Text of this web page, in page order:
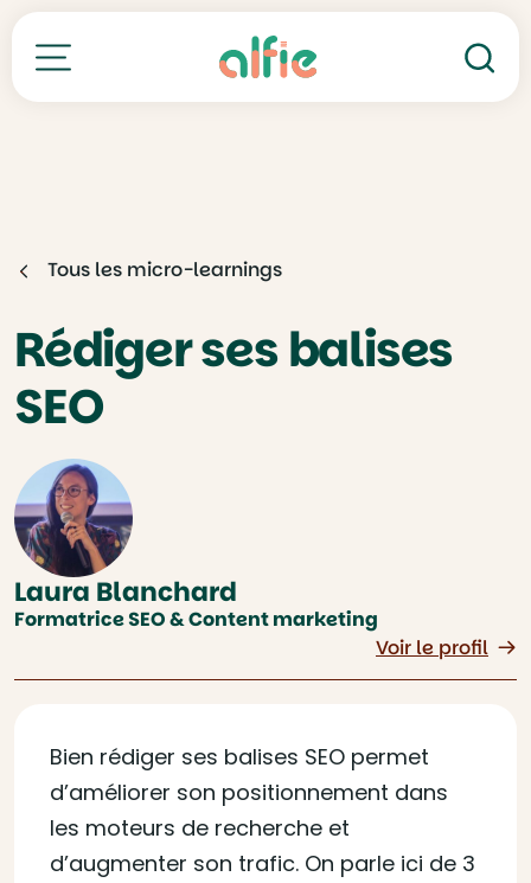
Toutes nos formations
Tous les micro-learnings
Rédiger ses balises
SEO
Laura Blanchard
Formatrice SEO & Content marketing
Voir le profil
Bien rédiger ses balises SEO permet
d’améliorer son positionnement dans
les moteurs de recherche et
d’augmenter son trafic. On parle ici de 3